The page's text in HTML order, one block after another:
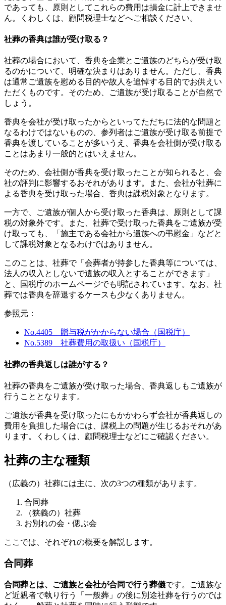
であっても、原則としてこれらの費用は損金に計上できませ
ん。くわしくは、顧問税理士などへご相談ください。
社葬の香典は誰が受け取る？
社葬の場合において、香典を企業とご遺族のどちらが受け取
るのかについて、明確な決まりはありません。ただし、香典
は通常ご遺族を慰める目的や故人を追悼する目的でお供えい
ただくものです。そのため、ご遺族が受け取ることが自然で
しょう。
香典を会社が受け取ったからといってただちに法的な問題と
なるわけではないものの、参列者はご遺族が受け取る前提で
香典を渡していることが多いうえ、香典を会社側が受け取る
ことはあまり一般的とはいえません。
そのため、会社側が香典を受け取ったことが知られると、会
社の評判に影響するおそれがあります。また、会社が社葬に
よる香典を受け取った場合、香典は課税対象となります。
一方で、ご遺族が個人から受け取った香典は、原則として課
税の対象外です。また、社葬で受け取った香典をご遺族が受
け取っても、「施主である会社から遺族への弔慰金」などと
して課税対象となるわけではありません。
このことは、社葬で「会葬者が持参した香典等については、
法人の収入としないで遺族の収入とすることができます」
と、国税庁のホームページでも明記されています。なお、社
葬では香典を辞退するケースも少なくありません。
参照元：
No.4405 贈与税がかからない場合（国税庁）
No.5389 社葬費用の取扱い（国税庁）
社葬の香典返しは誰がする？
社葬の香典をご遺族が受け取った場合、香典返しもご遺族が
行うこととなります。
ご遺族が香典を受け取ったにもかかわらず会社が香典返しの
費用を負担した場合には、課税上の問題が生じるおそれがあ
ります。くわしくは、顧問税理士などにご確認ください。
社葬の主な種類
（広義の）社葬には主に、次の3つの種類があります。
合同葬
（狭義の）社葬
お別れの会・偲ぶ会
ここでは、それぞれの概要を解説します。
合同葬
合同葬とは、ご遺族と会社が合同で行う葬儀です。ご遺族な
ど近親者で執り行う「一般葬」の後に別途社葬を行うのでは